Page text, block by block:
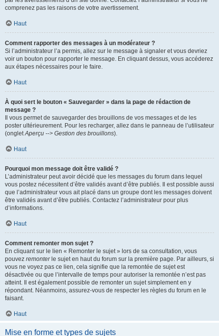
comprenez pas les raisons de votre avertissement.
Haut
Comment rapporter des messages à un modérateur ?
Si l’administrateur l’a permis, allez sur le message à signaler et vous devriez
voir un bouton pour rapporter le message. En cliquant dessus, vous accéderez
aux étapes nécessaires pour le faire.
Haut
À quoi sert le bouton « Sauvegarder » dans la page de rédaction de
message ?
Il vous permet de sauvegarder des brouillons de vos messages et de les
poster ultérieurement. Pour les recharger, allez dans le panneau de l’utilisateur
(ongletAperçu --> Gestion des brouillons).
Haut
Pourquoi mon message doit être validé ?
L’administrateur peut avoir décidé que les messages du forum dans lequel
vous postez nécessitent d’être validés avant d’être publiés. Il est possible aussi
que l’administrateur vous ait placé dans un groupe dont les messages doivent
être validés avant d’être publiés. Contactez l’administrateur pour plus
d’informations.
Haut
Comment remonter mon sujet ?
En cliquant sur le lien « Remonter le sujet » lors de sa consultation, vous
pouvez remonterle sujet en haut du forum sur la première page. Par ailleurs, si
vous ne voyez pas ce lien, cela signifie que la remontée de sujet est
désactivée ou que l’intervalle de temps pour autoriser la remontée n’est pas
atteint. Il est également possible de remonter un sujet simplement en y
répondant. Néanmoins, assurez-vous de respecter les règles du forum en le
faisant.
Haut
Mise en forme et types de sujets